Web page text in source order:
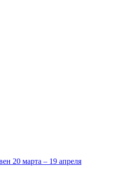
20 марта – 19 апреля